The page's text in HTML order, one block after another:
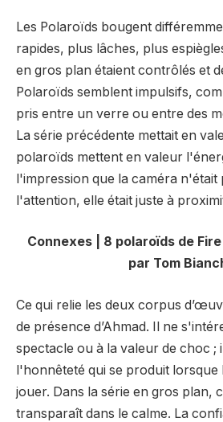
Les Polaroïds bougent
rapides, plus lâches, plus
en gros plan étaient contrôlés et
Polaroïds semblent impulsifs,
pris entre un verre ou entre des
La série précédente mettait en
polaroïds mettent en valeur
l'impression que la caméra n'était
l'attention, elle était juste à
Connexes | 8 polaroïds de
par Tom
Ce qui relie les deux corpus
de présence d’Ahmad. Il ne
spectacle ou à la valeur de choc ;
l'honnêteté qui se produit lorsque
jouer. Dans la série en gros plan,
transparaît dans le calme. La